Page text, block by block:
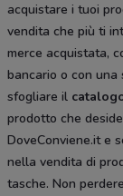
acquistare i tuoi
vendita che più ti
merce acquistata,
bancario o con
sfogliare il
prodotto che
DoveConviene.it e
nella vendita di
tasche. Non